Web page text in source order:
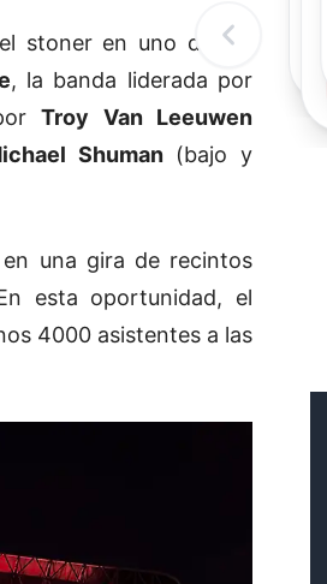
stoner en uno de los
, la banda liderada por
Troy Van Leeuwen
Shuman(bajo y
una gira de recintos
esta oportunidad, el
4000 asistentes a las